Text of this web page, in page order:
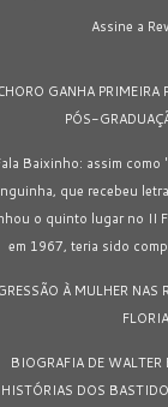
Assine a
GANHA PRIMEIRA
PÓS-
Baixinho: assim
que recebeu
o quinto lugar no II
em 1967, teria sido
À MULHER NAS
BIOGRAFIA DE WALTER
HISTÓRIAS DOS